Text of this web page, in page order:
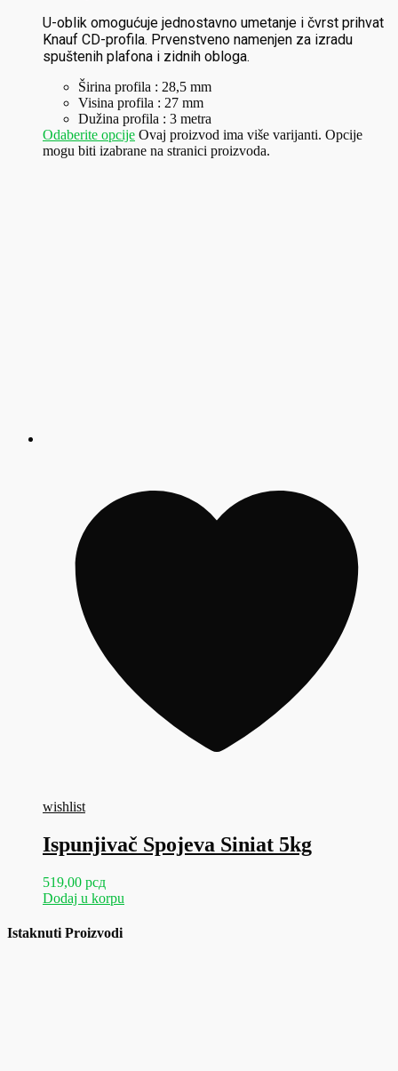
U-oblik omogućuje jednostavno umetanje i čvrst prihvat
Knauf CD-profila. Prvenstveno namenjen za izradu
spuštenih plafona i zidnih obloga.
Širina profila : 28,5 mm
Visina profila : 27 mm
Dužina profila : 3 metra
Odaberite opcije Ovaj proizvod ima više varijanti. Opcije
mogu biti izabrane na stranici proizvoda.
wishlist
Ispunjivač Spojeva Siniat 5kg
519,00 рсд
Dodaj u korpu
Istaknuti Proizvodi